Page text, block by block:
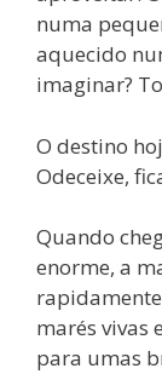
numa
aquecido
imaginar?
O destino
Odeceixe,
Quando
enorme, a
marés vivas
para umas